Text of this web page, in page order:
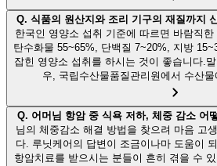
Q. 식품의 원산지와 조리 기구의 재질까지
한국인 영양소 섭취 기준에 따르면 바람직
탄수화물 55~65%, 단백질 7~20%, 지방
잡힌 영양소 섭취를 하시는 것이 좋습니다.
우, 국립수산물품질관리원에서 수산
Q. 어머님 항암 중 식욕 저하, 체중 감소 어
님의 체중감소 해결 방법을 찾으려 마음 고
다. 루닛케어의 답변이 조금이나마 도움이
항암치료를 받으시는 분들이 흔히 겪을 수